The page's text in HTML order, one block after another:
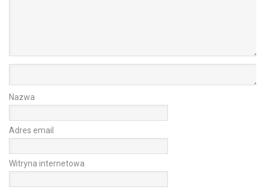
Nazwa
Adres email
Witryna internetowa